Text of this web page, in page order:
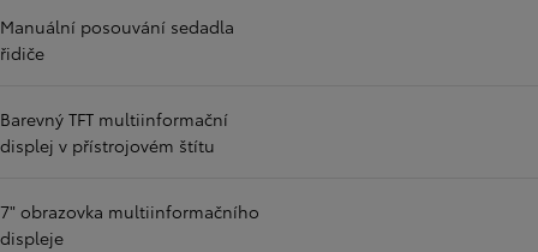
Manuální posouvání sedadla
řidiče
Barevný TFT multiinformační
displej v přístrojovém štítu
7" obrazovka multiinformačního
displeje